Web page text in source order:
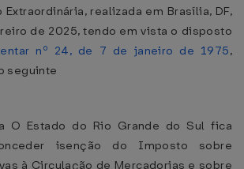
Extraordinária, realizada em Brasília, DF,
de 2025, tendo em vista o disposto
nº 24, de 7 de janeiro de 1975,
seguinte
O Estado do Rio Grande do Sul fica
isenção do Imposto sobre
à Circulação de Mercadorias e sobre